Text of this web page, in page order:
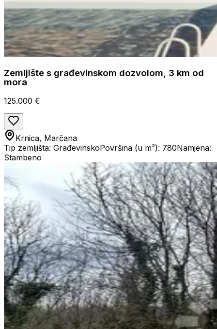
Zemljište s građevinskom dozvolom, 3 km od
mora
125.000 €
Krnica, Marčana
Tip zemljišta: GrađevinskoPovršina (u m²): 780Namjena:
Stambeno